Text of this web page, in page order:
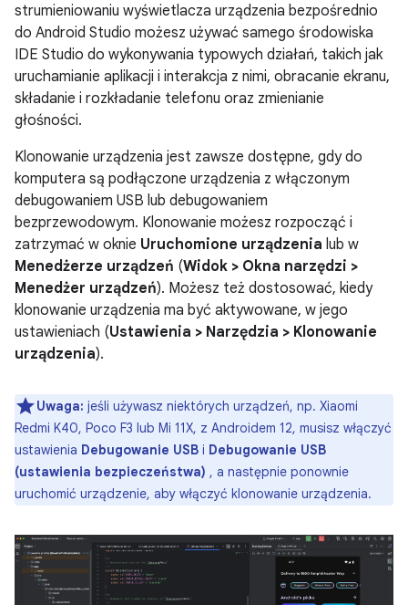
strumieniowaniu wyświetlacza urządzenia bezpośrednio
do Android Studio możesz używać samego środowiska
IDE Studio do wykonywania typowych działań, takich jak
uruchamianie aplikacji i interakcja z nimi, obracanie ekranu,
składanie i rozkładanie telefonu oraz zmienianie
głośności.
Klonowanie urządzenia jest zawsze dostępne, gdy do
komputera są podłączone urządzenia z włączonym
debugowaniem USB lub debugowaniem
bezprzewodowym. Klonowanie możesz rozpocząć i
zatrzymać w oknie Uruchomione urządzenia lub w
Menedżerze urządzeń (Widok > Okna narzędzi >
Menedżer urządzeń). Możesz też dostosować, kiedy
klonowanie urządzenia ma być aktywowane, w jego
ustawieniach (Ustawienia > Narzędzia > Klonowanie
urządzenia).
Uwaga: jeśli używasz niektórych urządzeń, np. Xiaomi
Redmi K40, Poco F3 lub Mi 11X, z Androidem 12, musisz włączyć
ustawienia Debugowanie USB i Debugowanie USB
(ustawienia bezpieczeństwa) , a następnie ponownie
uruchomić urządzenie, aby włączyć klonowanie urządzenia.